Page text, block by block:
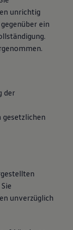
unrichtig
ein
der
unverzüglich